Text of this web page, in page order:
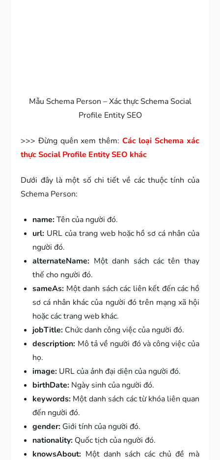
Mẫu Schema Person – Xác thực Schema Social
Profile Entity SEO
>>> Đừng quên xem thêm: Các loại Schema xác
thực Social Profile Entity SEO khác
Dưới đây là một số chi tiết về các thuộc tính của
Schema Person:
name:Tên của người đó.
url: URL của trang web hoặc hồ sơ cá nhân của
người đó.
alternateName: Một danh sách các tên thay
thế cho người đó.
sameAs: Một danh sách các liên kết đến các hồ
sơ cá nhân khác của người đó trên mạng xã hội
hoặc các trang web khác.
jobTitle: Chức danh công việc của người đó.
description: Mô tả về người đó và công việc của
họ.
image: URL của ảnh đại diện của người đó.
birthDate: Ngày sinh của người đó.
keywords: Một danh sách các từ khóa liên quan
đến người đó.
gender: Giới tính của người đó.
nationality: Quốc tịch của người đó.
knowsAbout: Một danh sách các chủ đề mà